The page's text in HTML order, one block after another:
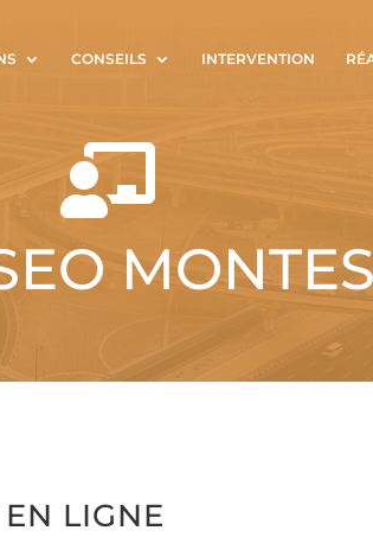
CONSEILS INTERVENTION

LIGNE